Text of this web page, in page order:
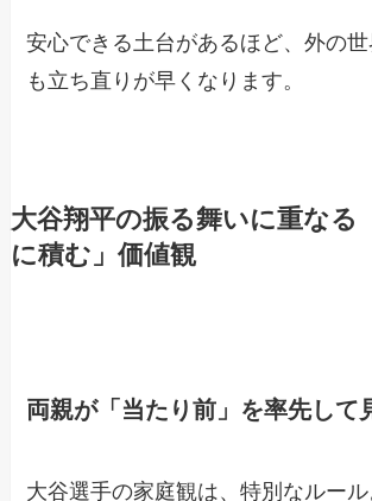
安心できる土台があるほど、外の
も立ち直りが早くなります。
大谷翔平の振る舞いに重なる
に積む」価値観
両親が「当たり前」を率先して
大谷選手の家庭観は、特別なルー